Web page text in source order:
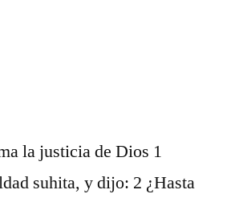
la justicia de Dios 1
suhita, y dijo: 2 ¿Hasta